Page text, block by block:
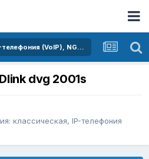
Телефония: классическая, IP-телефония (VoIP), NGN сети
dvg 2001s
классическая, IP-телефония